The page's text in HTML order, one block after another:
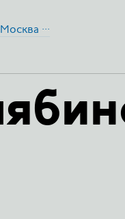
Москва ···